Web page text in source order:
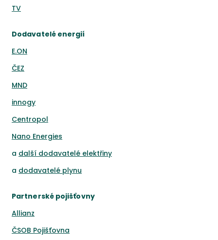
TV
Dodavatelé energií
E.ON
ČEZ
MND
innogy
Centropol
Nano Energies
a další dodavatelé elektřiny
a dodavatelé plynu
Partnerské pojišťovny
Allianz
ČSOB Pojišťovna